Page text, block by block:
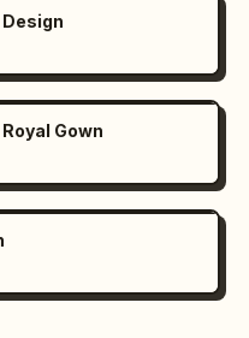
Gown